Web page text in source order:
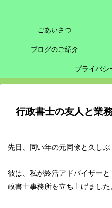
ごあいさつ
ブログのご紹介
プライバシ
行政書士の友人と業
先日、同い年の元同僚と久しぶ
彼は、私が終活アドバイザー
政書士事務所を立ち上げました